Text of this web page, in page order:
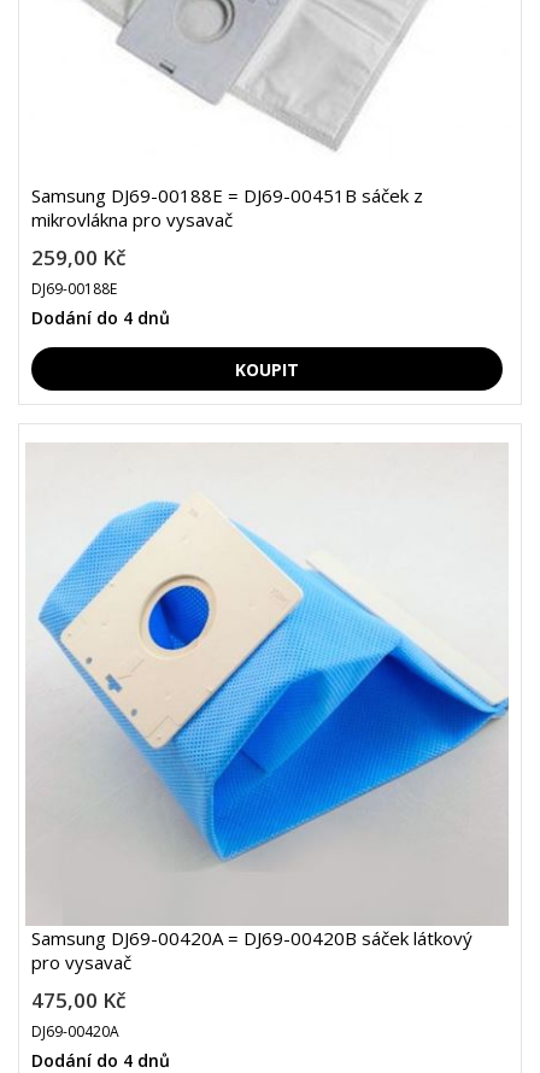
Samsung DJ69-00188E = DJ69-00451B sáček z
mikrovlákna pro vysavač
259,00 Kč
DJ69-00188E
Dodání do 4 dnů
Samsung DJ69-00420A = DJ69-00420B sáček látkový
pro vysavač
475,00 Kč
DJ69-00420A
Dodání do 4 dnů